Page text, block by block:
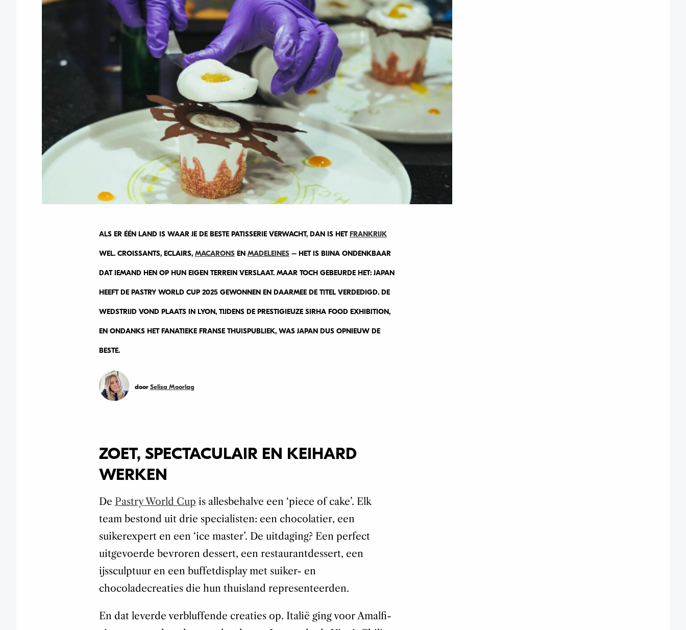
ALS ER ÉÉN LAND IS WAAR JE DE BESTE PATISSERIE VERWACHT, DAN IS HETFRANKRIJK
WEL. CROISSANTS, ECLAIRS, MACARONSEN MADELEINES– HET IS BIJNA ONDENKBAAR
DAT IEMAND HEN OP HUN EIGEN TERREIN VERSLAAT. MAAR TOCH GEBEURDE HET: JAPAN
HEEFT DE PASTRY WORLD CUP 2025 GEWONNEN EN DAARMEE DE TITEL VERDEDIGD. DE
WEDSTRIJD VOND PLAATS IN LYON, TIJDENS DE PRESTIGIEUZE SIRHA FOOD EXHIBITION,
EN ONDANKS HET FANATIEKE FRANSE THUISPUBLIEK, WAS JAPAN DUS OPNIEUW DE
BESTE.
door Selisa Moorlag
ZOET, SPECTACULAIR EN KEIHARD
WERKEN
De Pastry World Cup is allesbehalve een ‘piece of cake’. Elk
team bestond uit drie specialisten: een chocolatier, een
suikerexpert en een ‘ice master’. De uitdaging? Een perfect
uitgevoerde bevroren dessert, een restaurantdessert, een
ijssculptuur en een buffetdisplay met suiker- en
chocoladecreaties die hun thuisland representeerden.
En dat leverde verbluffende creaties op. Italië ging voor Amalfi-